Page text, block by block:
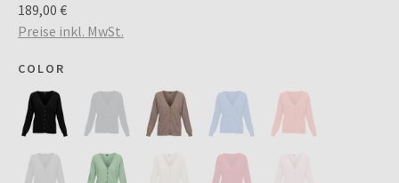
189,00 €
Preise inkl. MwSt.
COLOR